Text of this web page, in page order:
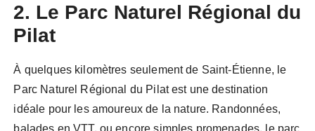
2. Le Parc Naturel Régional du
Pilat
À quelques kilomètres seulement de Saint-Étienne, le
Parc Naturel Régional du Pilat est une destination
idéale pour les amoureux de la nature. Randonnées,